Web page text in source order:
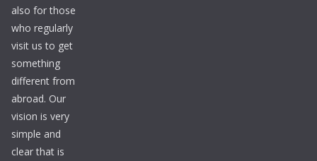
also for those
who regularly
visit us to get
something
different from
abroad. Our
vision is very
simple and
clear that is